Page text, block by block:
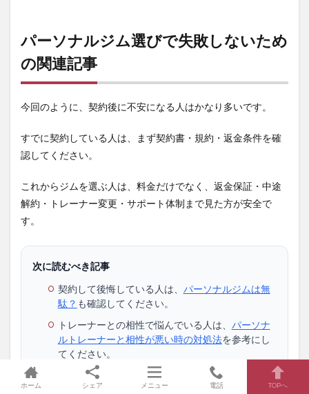
パーソナルジム選びで失敗しないため
の関連記事
今回のように、契約後に不安になる人はかなり多いです。
すでに契約している人は、まず契約書・規約・返金条件を確
認してください。
これからジムを選ぶ人は、料金だけでなく、返金保証・中途
解約・トレーナー変更・サポート体制まで見た方が安全で
す。
次に読むべき記事
契約して後悔している人は、 パーソナルジムは無
駄？ も確認してください。
トレーナーとの相性で悩んでいる人は、 パーソナ
ルトレーナーと相性が悪い時の対処法を参考にし
てください。
もう通いたくない人は、
パーソナルトレーニング
をやめたい時の記事も確認しましょう。
ホーム シェア メニュー 電話 TOPへ